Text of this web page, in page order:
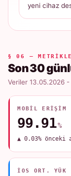
yeni cihaz
§ 06 —
Son 30
Veriler 13.05.2026 -
MOBIL ERIŞIM
99.91%
▲ 0.03% önceki
IOS ORT. YÜK